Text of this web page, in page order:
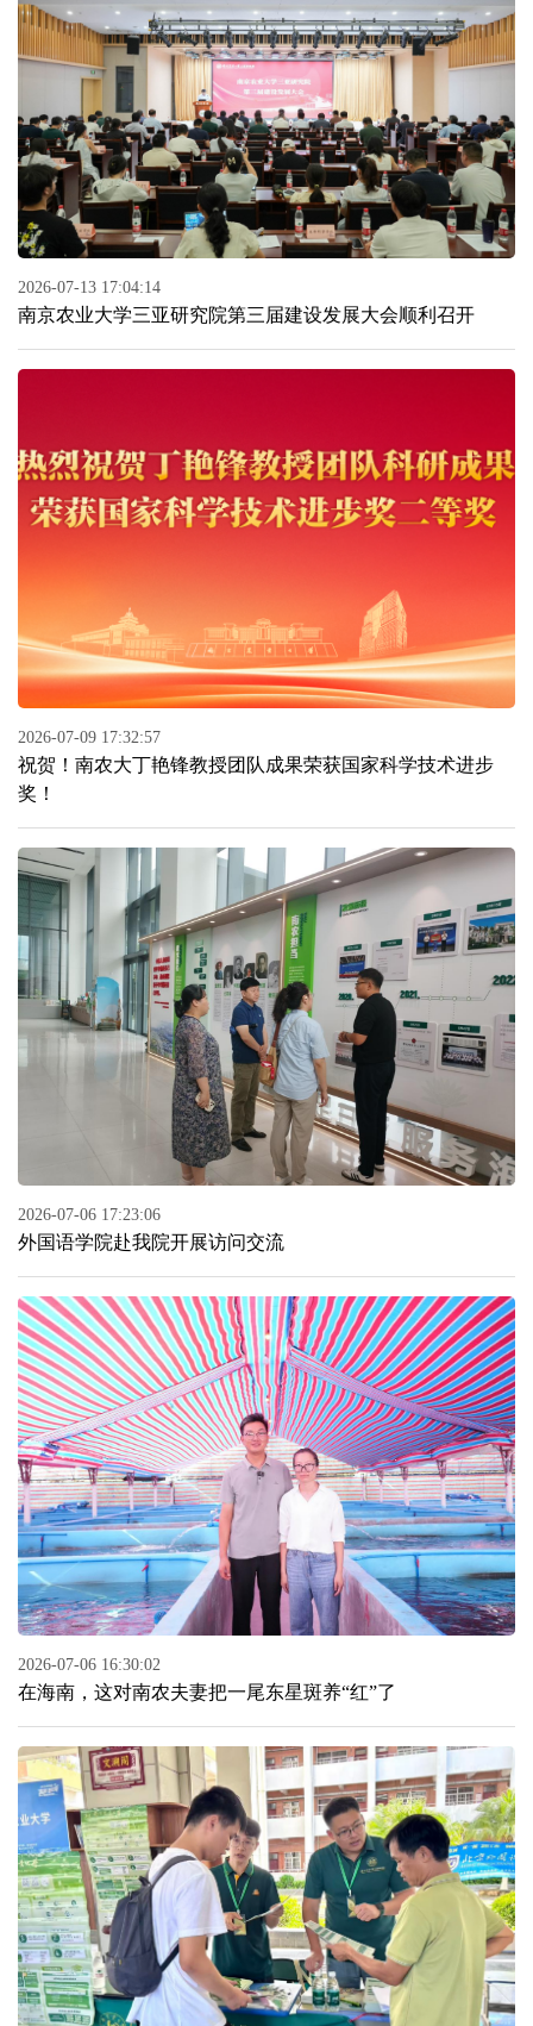
2026-07-13 17:04:14
南京农业大学三亚研究院第三届建设发展大会顺利召开
2026-07-09 17:32:57
祝贺！南农大丁艳锋教授团队成果荣获国家科学技术进步
奖！
2026-07-06 17:23:06
外国语学院赴我院开展访问交流
2026-07-06 16:30:02
在海南，这对南农夫妻把一尾东星斑养“红”了